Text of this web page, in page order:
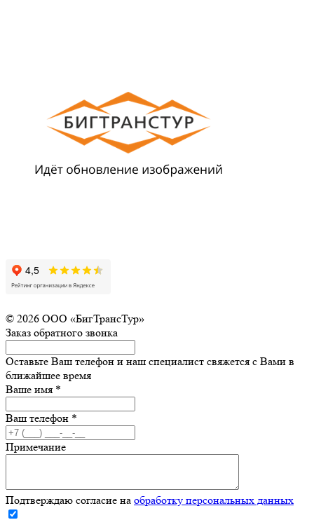
© 2026 ООО «БигТрансТур»
Заказ обратного звонка
Оставьте Ваш телефон и наш специалист свяжется с Вами в
ближайшее время
Ваше имя *
Ваш телефон *
Примечание
Подтверждаю согласие на обработку персональных данных